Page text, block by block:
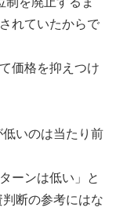
れていたからで
価格を抑えつけ
いのは当たり前
ーンは低い」と
断の参考にはな